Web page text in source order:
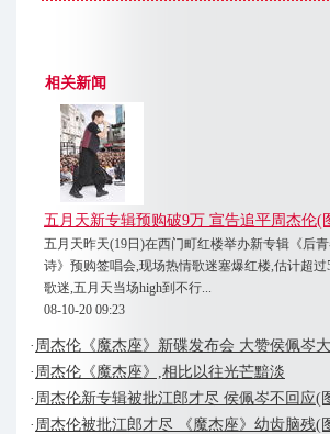
相关新闻
五月天新专辑预购破9万 宣告追平周杰伦(
五月天昨天(19日)在西门町红楼举办新专辑《后
诗》预购签唱会,现场热情歌迷塞爆红楼,估计超过
歌迷,五月天当场high到不行...
08-10-20 09:23
· 周杰伦《魔杰座》新碟发布会 大赞侯佩岑
· 周杰伦《魔杰座》,相比以往光芒黯淡
· 周杰伦新专辑被批江郎才尽 侯佩岑不回应(
· 周杰伦被批江郎才尽 《魔杰座》幼齿脑残(